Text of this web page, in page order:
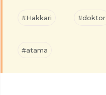
#Hakkari #doktor
#atama